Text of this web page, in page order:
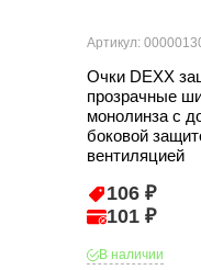
Артикул:
Очки DEXX
прозрачные
монолинза с
боковой
вентиляцией
106 ₽
101 ₽
В наличии